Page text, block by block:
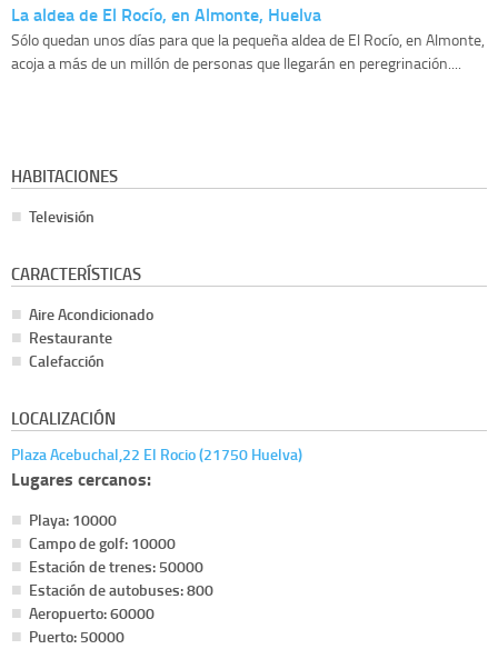
La aldea de El Rocío, en Almonte, Huelva
Sólo quedan unos días para que la pequeña aldea de El Rocío, en Almonte,
acoja a más de un millón de personas que llegarán en peregrinación....
HABITACIONES
Televisión
CARACTERÍSTICAS
Aire Acondicionado
Restaurante
Calefacción
LOCALIZACIÓN
Plaza Acebuchal,22 El Rocio (21750 Huelva)
Lugares cercanos:
Playa: 10000
Campo de golf: 10000
Estación de trenes: 50000
Estación de autobuses: 800
Aeropuerto: 60000
Puerto: 50000